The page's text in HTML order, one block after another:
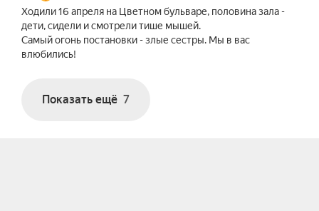
Ходили 16 апреля на Цветном бульваре, половина зала -
дети, сидели и смотрели тише мышей.
Самый огонь постановки - злые сестры. Мы в вас
влюбились!
Показать ещё 7